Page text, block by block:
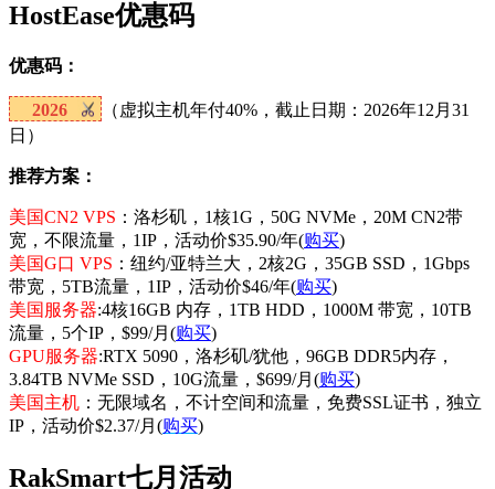
HostEase优惠码
优惠码：
2026
（虚拟主机年付40%，截止日期：2026年12月31
日）
推荐方案：
美国CN2 VPS ：洛杉矶，1核1G，50G NVMe，20M CN2带
宽，不限流量，1IP，活动价$35.90/年(购买)
美国G口 VPS ：纽约/亚特兰大，2核2G，35GB SSD，1Gbps
带宽，5TB流量，1IP，活动价$46/年(购买)
美国服务器:4核16GB 内存，1TB HDD，1000M 带宽，10TB
流量，5个IP，$99/月(购买)
GPU服务器:RTX 5090，洛杉矶/犹他，96GB DDR5内存，
3.84TB NVMe SSD，10G流量，$699/月(购买)
美国主机 ：无限域名，不计空间和流量，免费SSL证书，独立
IP，活动价$2.37/月(购买)
RakSmart七月活动